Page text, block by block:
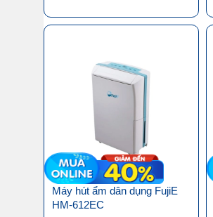
Máy hút ẩm dân dụng FujiE
HM-612EC